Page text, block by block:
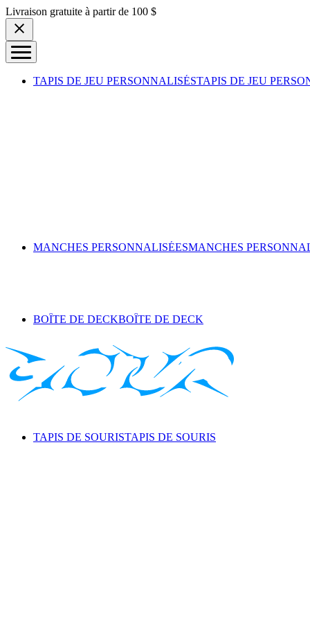
Skip to content
Livraison gratuite à partir de 100 $
TAPIS DE JEU PERSONNALISÉSTAPIS DE JEU
MANCHES PERSONNALISÉESMANCHES
BOÎTE DE DECKBOÎTE DE DECK
TAPIS DE SOURISTAPIS DE SOURIS